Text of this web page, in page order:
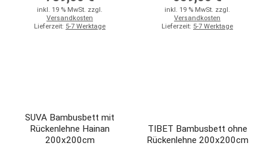
inkl. 19 % MwSt. zzgl.
Versandkosten
Lieferzeit: 5-7 Werktage
inkl. 19 % MwSt. zzgl.
Versandkosten
Lieferzeit: 5-7 Werktage
SUVA Bambusbett mit
Rückenlehne Hainan
200x200cm
TIBET Bambusbett ohne
Rückenlehne 200x200cm